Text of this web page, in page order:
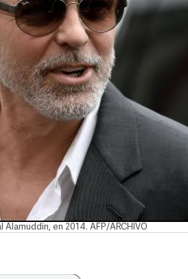
en 2014. AFP/ARCHIVO